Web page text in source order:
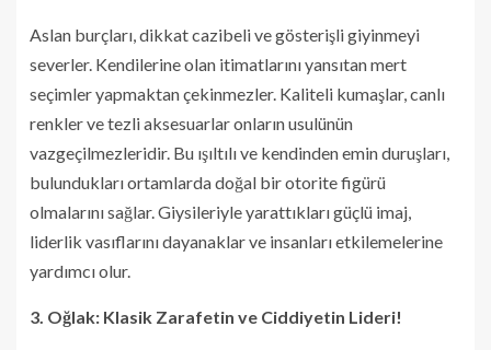
Aslan burçları, dikkat cazibeli ve gösterişli giyinmeyi
severler. Kendilerine olan itimatlarını yansıtan mert
seçimler yapmaktan çekinmezler. Kaliteli kumaşlar, canlı
renkler ve tezli aksesuarlar onların usulünün
vazgeçilmezleridir. Bu ışıltılı ve kendinden emin duruşları,
bulundukları ortamlarda doğal bir otorite figürü
olmalarını sağlar. Giysileriyle yarattıkları güçlü imaj,
liderlik vasıflarını dayanaklar ve insanları etkilemelerine
yardımcı olur.
3. Oğlak: Klasik Zarafetin ve Ciddiyetin Lideri!